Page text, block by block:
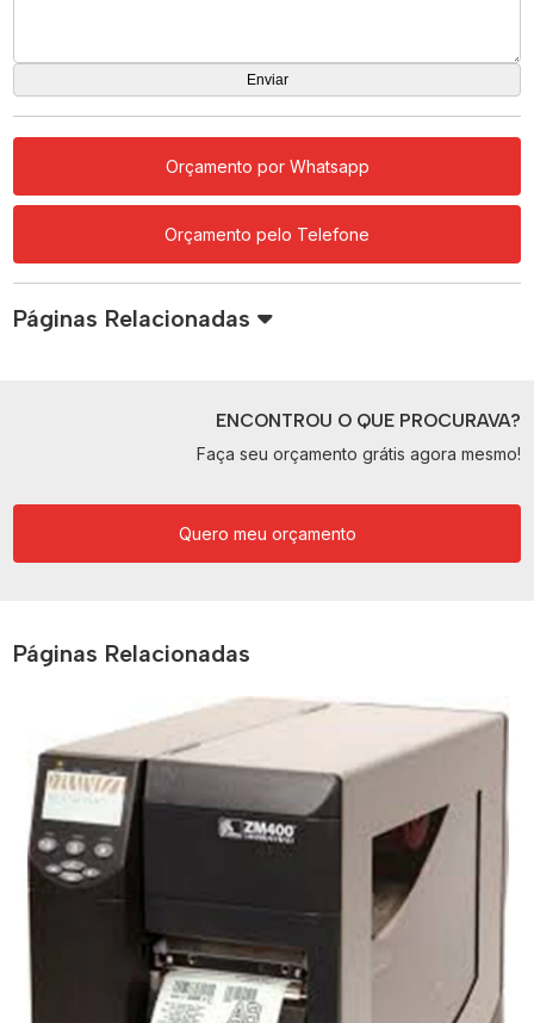
Orçamento por Whatsapp
Orçamento pelo Telefone
Páginas Relacionadas
ENCONTROU O QUE PROCURAVA?
Faça seu orçamento grátis agora mesmo!
Quero meu orçamento
Páginas Relacionadas